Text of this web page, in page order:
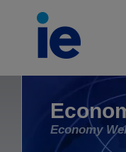
Economy